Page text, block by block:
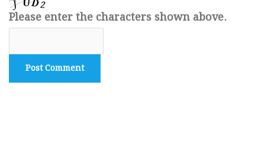
Please enter the characters shown above.